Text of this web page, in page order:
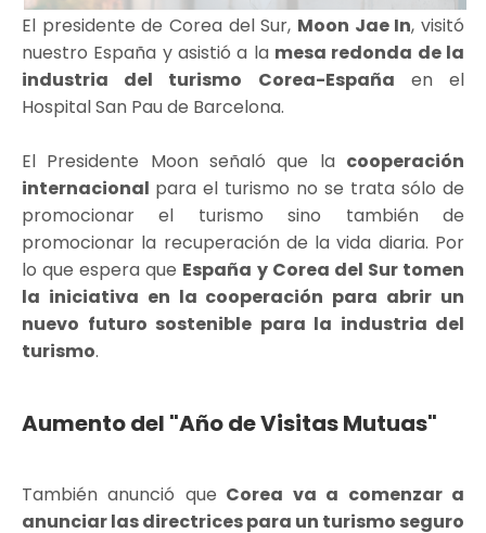
El presidente de Corea del Sur, Moon Jae In, visitó
nuestro España y asistió a la mesa redonda de la
industria del turismo Corea-España en el
Hospital San Pau de Barcelona.
El Presidente Moon señaló que la cooperación
internacional para el turismo no se trata sólo de
promocionar el turismo sino también de
promocionar la recuperación de la vida diaria. Por
lo que espera que España y Corea del Sur tomen
la iniciativa en la cooperación para abrir un
nuevo futuro sostenible para la industria del
turismo.
Aumento del "Año de Visitas Mutuas"
También anunció que Corea va a comenzar a
anunciar las directrices para un turismo seguro